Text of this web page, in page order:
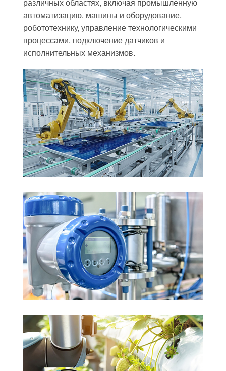
различных областях, включая промышленную
автоматизацию, машины и оборудование,
робототехнику, управление технологическими
процессами, подключение датчиков и
исполнительных механизмов.